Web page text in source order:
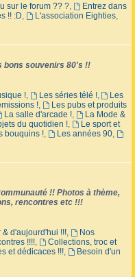
sur le forum ?? ?,
Entrez dans
!! :D, L'association Eighties,
bons souvenirs 80's !!
!, Les séries télé !,
Les
!,
Les pubs et produits
La salle d'arcade !,
La Mode &
du quotidien !,
Le sport et
bouquins !, Les années 90,
!! Photos à thème,
rencontres etc !!!
d'aujourd'hui !!!,
Nos
!!!!,
Collections, troc et
et dédicaces !!!,
Besoin d'un